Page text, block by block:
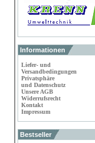
Informationen
Liefer- und
Versandbedingungen
Privatsphäre
und Datenschutz
Unsere AGB
Widerrufsrecht
Kontakt
Impressum
Bestseller